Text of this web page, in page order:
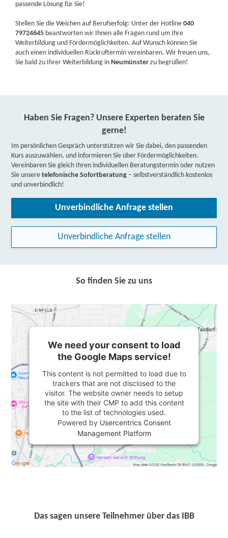
passende Lösung für Sie!
Stellen Sie die Weichen auf Berufserfolg: Unter der Hotline040
79724645 beantworten wir Ihnen alle Fragen rund um Ihre
Weiterbildung und Fördermöglichkeiten. Auf Wunsch können Sie
auch einen individuellen Rückruftermin vereinbaren. Wir freuen uns,
Sie bald zu Ihrer Weiterbildung inNeumünster zu begrüßen!
Haben Sie Fragen? Unsere Experten beraten Sie
gerne!
Im persönlichen Gespräch unterstützen wir Sie dabei, den passenden
Kurs auszuwählen, und informieren Sie über Fördermöglichkeiten.
Vereinbaren Sie gleich Ihren individuellen Beratungstermin oder nutzen
Sie unseretelefonische Sofortberatung – selbstverständlich kostenlos
und unverbindlich!
Unverbindliche Anfrage stellen
Unverbindliche Anfrage stellen
So finden Sie zu uns
We need your consent to load
the Google Maps service!
This content is not permitted to load due to
trackers that are not disclosed to the
visitor. The website owner needs to setup
the site with their CMP to add this content
to the list of technologies used.
Powered by Usercentrics Consent
Management Platform
Das sagen unsere Teilnehmer über das IBB